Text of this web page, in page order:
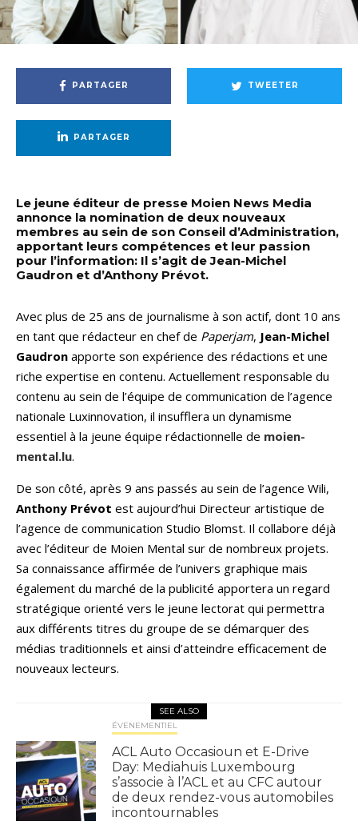
PARTAGER TWEETER
PARTAGER
Le jeune éditeur de presse Moien News Media
annonce la nomination de deux nouveaux
membres au sein de son Conseil d’Administration,
apportant leurs compétences et leur passion
pour l’information: Il s’agit de Jean-Michel
Gaudron et d’Anthony Prévot.
Avec plus de 25 ans de journalisme à son actif, dont 10 ans
en tant que rédacteur en chef de Paperjam, Jean-Michel
Gaudron apporte son expérience des rédactions et une
riche expertise en contenu. Actuellement responsable du
contenu au sein de l’équipe de communication de l’agence
nationale Luxinnovation, il insufflera un dynamisme
essentiel à la jeune équipe rédactionnelle de moien-
mental.lu.
De son côté, après 9 ans passés au sein de l’agence Wili,
Anthony Prévot est aujourd’hui Directeur artistique de
l’agence de communication Studio Blomst. Il collabore déjà
avec l’éditeur de Moien Mental sur de nombreux projets.
Sa connaissance affirmée de l’univers graphique mais
également du marché de la publicité apportera un regard
stratégique orienté vers le jeune lectorat qui permettra
aux différents titres du groupe de se démarquer des
médias traditionnels et ainsi d’atteindre efficacement de
nouveaux lecteurs.
SEE ALSO
ÉVENEMENTIEL
ACL Auto Occasioun et E-Drive
Day: Mediahuis Luxembourg
s’associe à l’ACL et au CFC autour
de deux rendez-vous automobiles
incontournables